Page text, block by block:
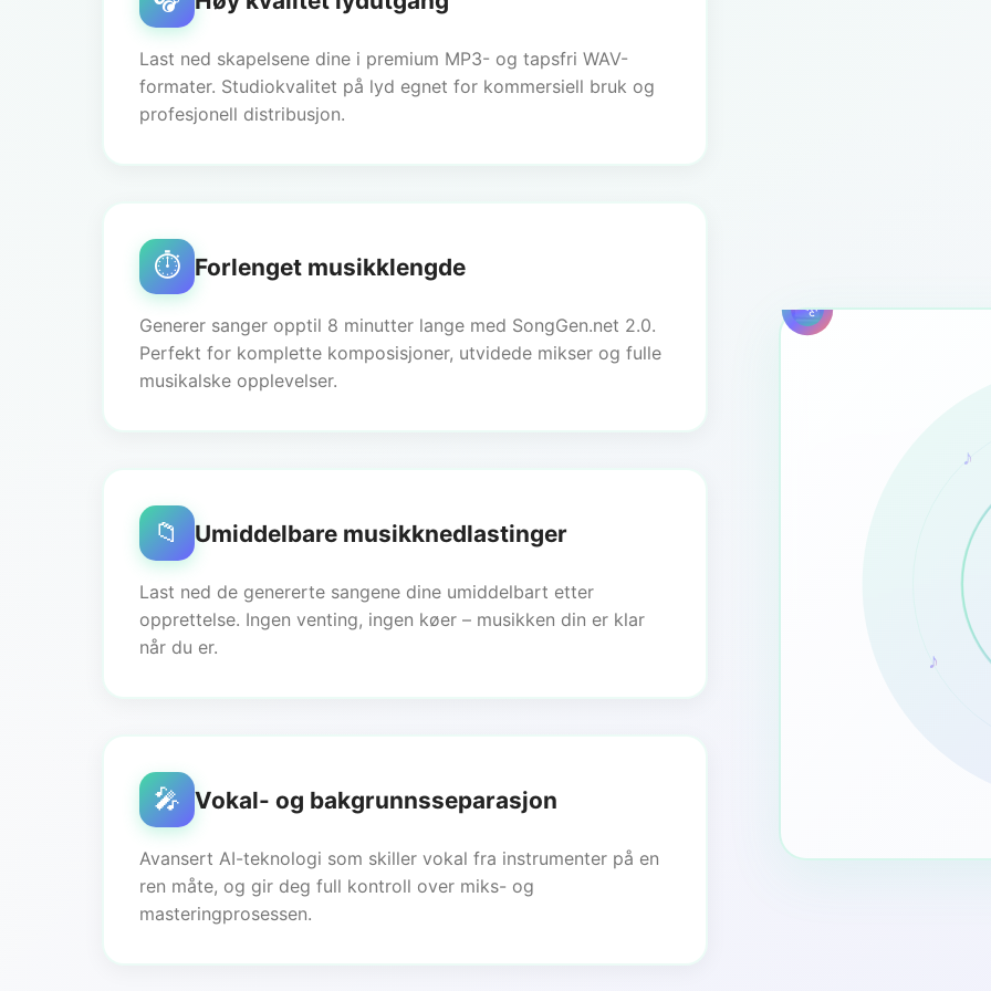
Last ned skapelsene dine i premium MP3- og tapsfri WAV-
formater. Studiokvalitet på lyd egnet for kommersiell bruk og
profesjonell distribusjon.
⏱️ Forlenget musikklengde
Generer sanger opptil 8 minutter lange med SongGen.net 2.0.
Perfekt for komplette komposisjoner, utvidede mikser og fulle
musikalske opplevelser.
📁 Umiddelbare musikknedlastinger
Last ned de genererte sangene dine umiddelbart etter
opprettelse. Ingen venting, ingen køer – musikken din er klar
når du er.
🎤 Vokal- og bakgrunnsseparasjon
Avansert AI-teknologi som skiller vokal fra instrumenter på en
ren måte, og gir deg full kontroll over miks- og
masteringprosessen.
♪
3m